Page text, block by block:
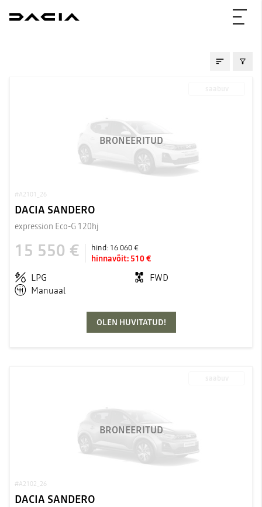
#A2101_26
BRONEERITUD
DACIA SANDERO
expression Eco-G 120hj
15 550 € hind: 16 060 €
hinnavõit: 510 €
LPG
FWD
Manuaal
OLEN HUVITATUD!
#A2102_26
BRONEERITUD
DACIA SANDERO